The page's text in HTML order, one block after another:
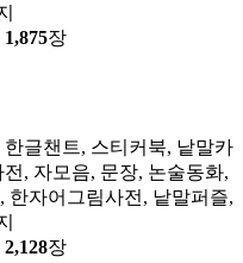
1,875장
글챈트, 스티커북, 낱말카
, 자모음, 문장, 논술동화,
한자어그림사전, 낱말퍼즐,
2,128장